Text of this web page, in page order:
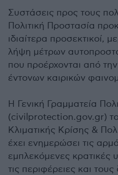
Συστάσεις προς τους
Πολιτική Προστασία
ιδιαίτερα προσεκτικοί,
λήψη μέτρων
που προέρχονται από
έντονων καιρικών
Η Γενική Γραμματεία
(civilprotection.gov.gr)
Κλιματικής Κρίσης &
έχει ενημερώσει τις
εμπλεκόμενες κρατικές
τις περιφέρειες και